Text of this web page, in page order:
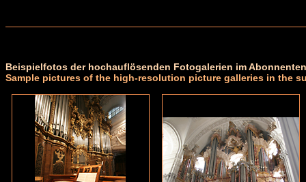
Beispielfotos der hochauflösenden Fotogalerien im
Sample pictures of the high-resolution picture galleries in the